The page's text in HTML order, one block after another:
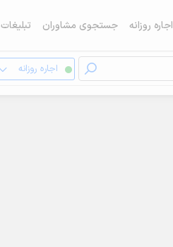
اجاره روزانه جستجوی مشاوران تبلیغات
اجاره روزانه